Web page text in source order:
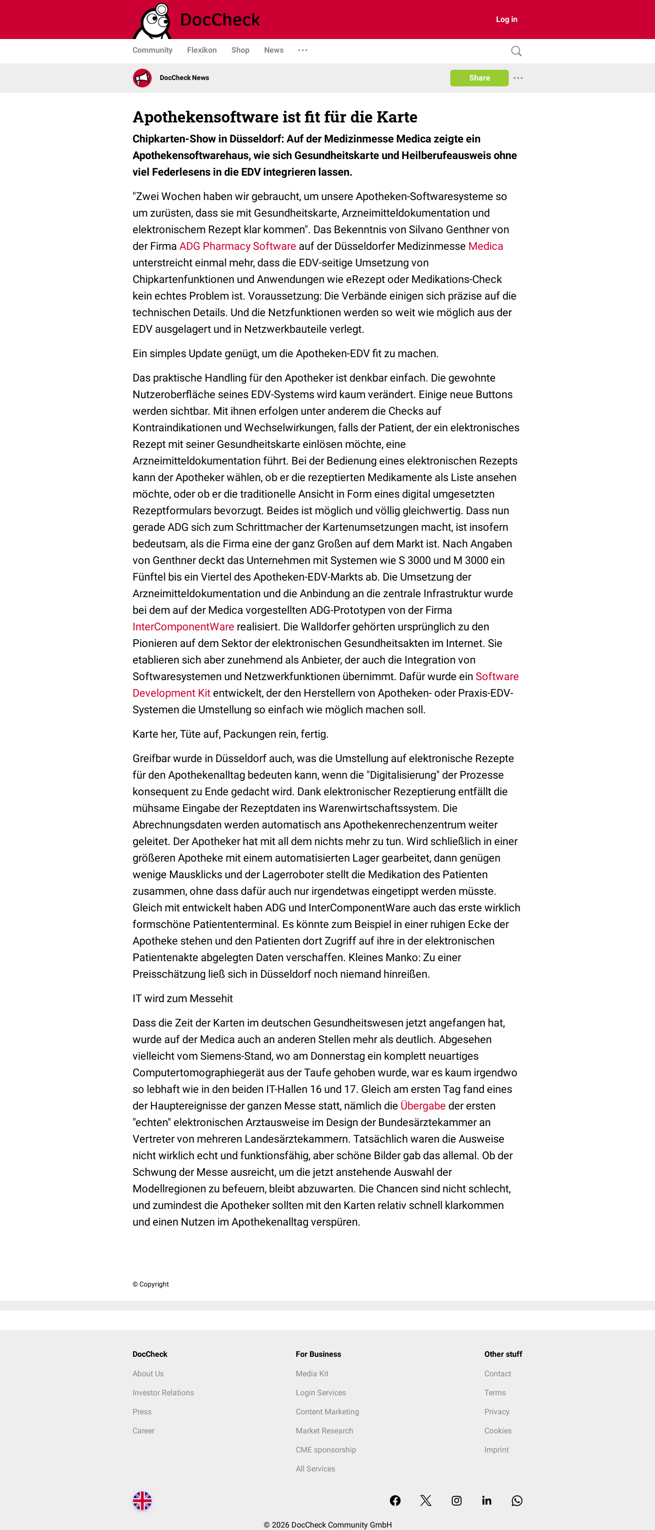
Log in
Community Flexikon Shop News
DocCheck News Share
Apothekensoftware ist fit für die Karte
Chipkarten-Show in Düsseldorf: Auf der Medizinmesse Medica zeigte ein
Apothekensoftwarehaus, wie sich Gesundheitskarte und Heilberufeausweis ohne
viel Federlesens in die EDV integrieren lassen.
"Zwei Wochen haben wir gebraucht, um unsere Apotheken-Softwaresysteme so
um zurüsten, dass sie mit Gesundheitskarte, Arzneimitteldokumentation und
elektronischem Rezept klar kommen". Das Bekenntnis von Silvano Genthner von
der Firma ADG Pharmacy Software auf der Düsseldorfer Medizinmesse Medica
unterstreicht einmal mehr, dass die EDV-seitige Umsetzung von
Chipkartenfunktionen und Anwendungen wie eRezept oder Medikations-Check
kein echtes Problem ist. Voraussetzung: Die Verbände einigen sich präzise auf die
technischen Details. Und die Netzfunktionen werden so weit wie möglich aus der
EDV ausgelagert und in Netzwerkbauteile verlegt.
Ein simples Update genügt, um die Apotheken-EDV fit zu machen.
Das praktische Handling für den Apotheker ist denkbar einfach. Die gewohnte
Nutzeroberfläche seines EDV-Systems wird kaum verändert. Einige neue Buttons
werden sichtbar. Mit ihnen erfolgen unter anderem die Checks auf
Kontraindikationen und Wechselwirkungen, falls der Patient, der ein elektronisches
Rezept mit seiner Gesundheitskarte einlösen möchte, eine
Arzneimitteldokumentation führt. Bei der Bedienung eines elektronischen Rezepts
kann der Apotheker wählen, ob er die rezeptierten Medikamente als Liste ansehen
möchte, oder ob er die traditionelle Ansicht in Form eines digital umgesetzten
Rezeptformulars bevorzugt. Beides ist möglich und völlig gleichwertig. Dass nun
gerade ADG sich zum Schrittmacher der Kartenumsetzungen macht, ist insofern
bedeutsam, als die Firma eine der ganz Großen auf dem Markt ist. Nach Angaben
von Genthner deckt das Unternehmen mit Systemen wie S 3000 und M 3000 ein
Fünftel bis ein Viertel des Apotheken-EDV-Markts ab. Die Umsetzung der
Arzneimitteldokumentation und die Anbindung an die zentrale Infrastruktur wurde
bei dem auf der Medica vorgestellten ADG-Prototypen von der Firma
InterComponentWare realisiert. Die Walldorfer gehörten ursprünglich zu den
Pionieren auf dem Sektor der elektronischen Gesundheitsakten im Internet. Sie
etablieren sich aber zunehmend als Anbieter, der auch die Integration von
Softwaresystemen und Netzwerkfunktionen übernimmt. Dafür wurde ein Software
Development Kit entwickelt, der den Herstellern von Apotheken- oder Praxis-EDV-
Systemen die Umstellung so einfach wie möglich machen soll.
Karte her, Tüte auf, Packungen rein, fertig.
Greifbar wurde in Düsseldorf auch, was die Umstellung auf elektronische Rezepte
für den Apothekenalltag bedeuten kann, wenn die "Digitalisierung" der Prozesse
konsequent zu Ende gedacht wird. Dank elektronischer Rezeptierung entfällt die
mühsame Eingabe der Rezeptdaten ins Warenwirtschaftssystem. Die
Abrechnungsdaten werden automatisch ans Apothekenrechenzentrum weiter
geleitet. Der Apotheker hat mit all dem nichts mehr zu tun. Wird schließlich in einer
größeren Apotheke mit einem automatisierten Lager gearbeitet, dann genügen
wenige Mausklicks und der Lagerroboter stellt die Medikation des Patienten
zusammen, ohne dass dafür auch nur irgendetwas eingetippt werden müsste.
Gleich mit entwickelt haben ADG und InterComponentWare auch das erste wirklich
formschöne Patiententerminal. Es könnte zum Beispiel in einer ruhigen Ecke der
Apotheke stehen und den Patienten dort Zugriff auf ihre in der elektronischen
Patientenakte abgelegten Daten verschaffen. Kleines Manko: Zu einer
Preisschätzung ließ sich in Düsseldorf noch niemand hinreißen.
IT wird zum Messehit
Dass die Zeit der Karten im deutschen Gesundheitswesen jetzt angefangen hat,
wurde auf der Medica auch an anderen Stellen mehr als deutlich. Abgesehen
vielleicht vom Siemens-Stand, wo am Donnerstag ein komplett neuartiges
Computertomographiegerät aus der Taufe gehoben wurde, war es kaum irgendwo
so lebhaft wie in den beiden IT-Hallen 16 und 17. Gleich am ersten Tag fand eines
der Hauptereignisse der ganzen Messe statt, nämlich die Übergabe der ersten
"echten" elektronischen Arztausweise im Design der Bundesärztekammer an
Vertreter von mehreren Landesärztekammern. Tatsächlich waren die Ausweise
nicht wirklich echt und funktionsfähig, aber schöne Bilder gab das allemal. Ob der
Schwung der Messe ausreicht, um die jetzt anstehende Auswahl der
Modellregionen zu befeuern, bleibt abzuwarten. Die Chancen sind nicht schlecht,
und zumindest die Apotheker sollten mit den Karten relativ schnell klarkommen
und einen Nutzen im Apothekenalltag verspüren.
© Copyright
DocCheck
About Us
Investor Relations
Press
Career
For Business
Media Kit
Login Services
Content Marketing
Market Research
CME sponsorship
All Services
Other stuff
Contact
Terms
Privacy
Cookies
Imprint
© 2026 DocCheck Community GmbH